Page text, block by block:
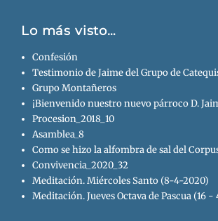
Lo más visto…
Confesión
Testimonio de Jaime del Grupo de
Grupo Montañeros
¡Bienvenido nuestro nuevo párroco D.
Procesion_2018_10
Asamblea_8
Como se hizo la alfombra de sal del
Convivencia_2020_32
Meditación. Miércoles Santo (8-4-2020)
Meditación. Jueves Octava de Pascua (16